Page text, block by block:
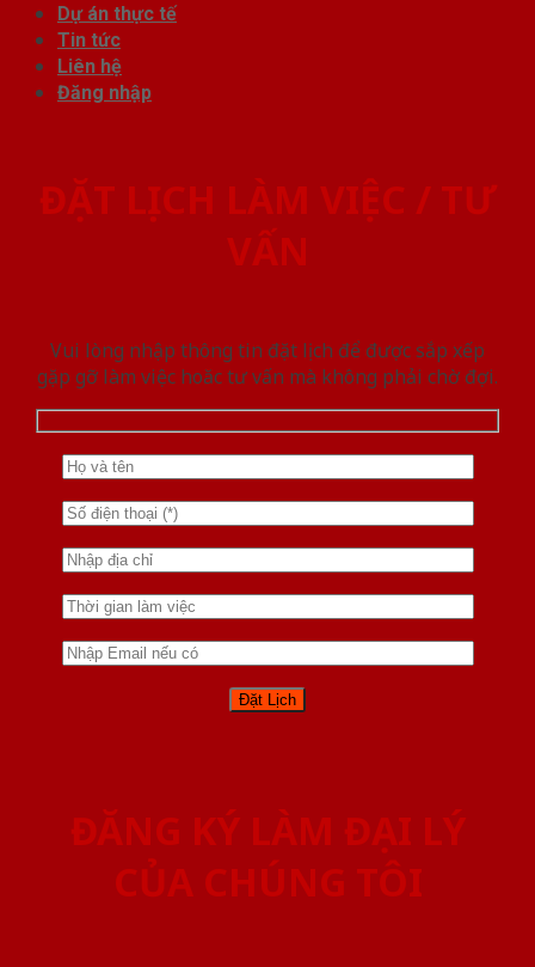
Dự án thực tế
Tin tức
Liên hệ
Đăng nhập
ĐẶT LỊCH LÀM VIỆC / TƯ
VẤN
Vui lòng nhập thông tin đặt lịch để được sắp xếp
gặp gỡ làm việc hoăc tư vấn mà không phải chờ đợi.
ĐĂNG KÝ LÀM ĐẠI LÝ
CỦA CHÚNG TÔI